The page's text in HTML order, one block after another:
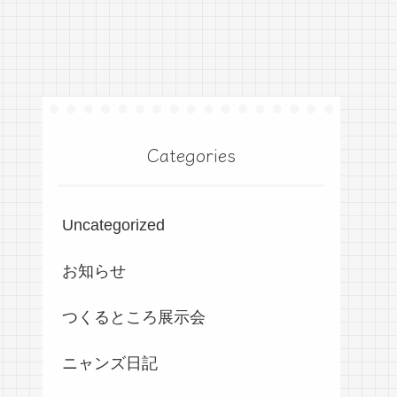
Categories
Uncategorized
お知らせ
つくるところ展示会
ニャンズ日記